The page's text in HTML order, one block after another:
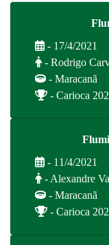
- 17/4/2021
- Rodrigo
- Maracanã
- Carioca
- 11/4/2021
- Alexandre
- Maracanã
- Carioca